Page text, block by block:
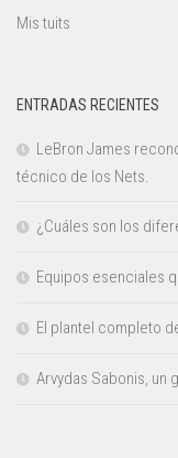
Mis tuits
ENTRADAS RECIENTES
LeBron James
técnico de los Nets.
¿Cuáles son los
Equipos esenciales
El plantel completo
Arvydas Sabonis, un